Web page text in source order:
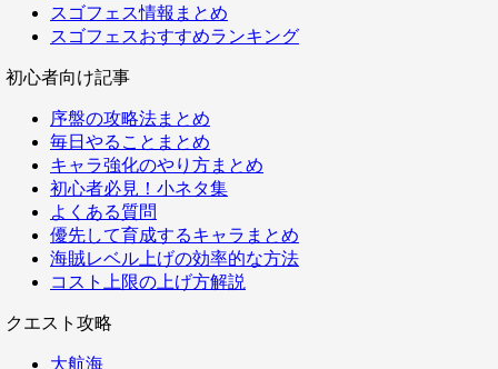
スゴフェス情報まとめ
スゴフェスおすすめランキング
初心者向け記事
序盤の攻略法まとめ
毎日やることまとめ
キャラ強化のやり方まとめ
初心者必見！小ネタ集
よくある質問
優先して育成するキャラまとめ
海賊レベル上げの効率的な方法
コスト上限の上げ方解説
クエスト攻略
大航海